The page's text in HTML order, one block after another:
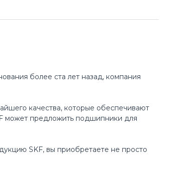
более ста лет назад, компания
качества, которые обеспечивают
может предложить подшипники для
SKF, вы приобретаете не просто